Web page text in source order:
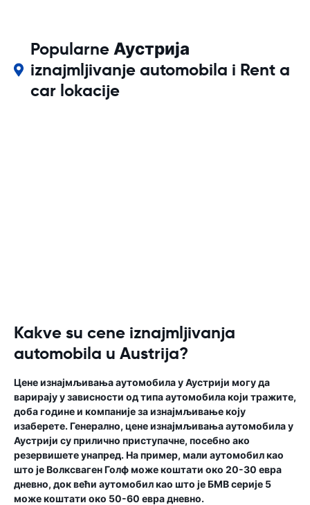
Popularne Аустрија
iznajmljivanje automobila i Rent a
car lokacije
Kakve su cene iznajmljivanja
automobila u Austrija?
Цене изнајмљивања аутомобила у Аустрији могу да
варирају у зависности од типа аутомобила који тражите,
доба године и компаније за изнајмљивање коју
изаберете. Генерално, цене изнајмљивања аутомобила у
Аустрији су прилично приступачне, посебно ако
резервишете унапред. На пример, мали аутомобил као
што је Волксваген Голф може коштати око 20-30 евра
дневно, док већи аутомобил као што је БМВ серије 5
може коштати око 50-60 евра дневно.